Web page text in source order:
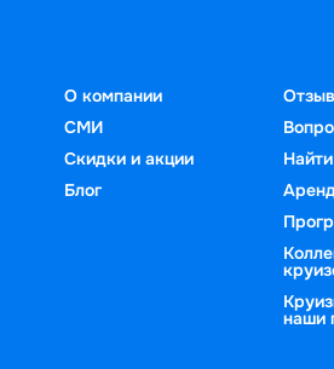
О компании
СМИ
Скидки и акции
Блог
наши